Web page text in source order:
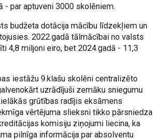
- par aptuveni 3000 skolēniem.
budžeta dotācija mācību līdzekļiem un
2022.gadā tālmācībai no valsts
4,8 miljoni eiro, bet 2024.gadā - 11,3
iestāžu 9.klašu skolēni centralizēto
uzrādījuši zemāku sniegumu
grūtības radījis eksāmens
vērtējuma slieksni tikko pārsniedza
komisiju ziņojumi liecina, ka
pilnīga informācija par absolventu